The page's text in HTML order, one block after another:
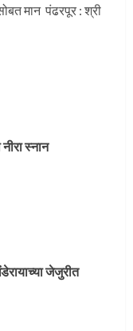
आळंदी सज्ज
मान पंढरपूर : श्री
स्नान
जेजुरीत